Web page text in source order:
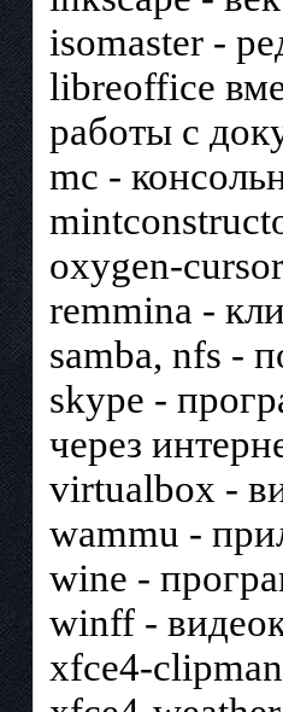
isomaster -
libreoffice
работы с
mc -
oxygen-
remmina -
samba, nfs -
skype -
через
virtualbox -
wammu -
wine -
winff -
xfce4-